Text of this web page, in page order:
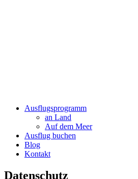
Ausflugsprogramm
an Land
Auf dem Meer
Ausflug buchen
Blog
Kontakt
Datenschutz